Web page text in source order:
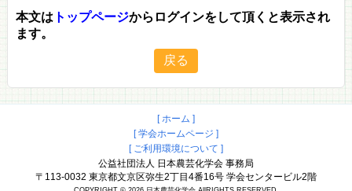
本文は トップページからログインをして頂くと表示され
ます。
[ ホーム ]
[ 学会ホームページ ]
[ ご利用環境について ]
公益社団法人 日本農芸化学会 事務局
〒113-0032 東京都文京区弥生2丁目4番16号 学会センタービル2階